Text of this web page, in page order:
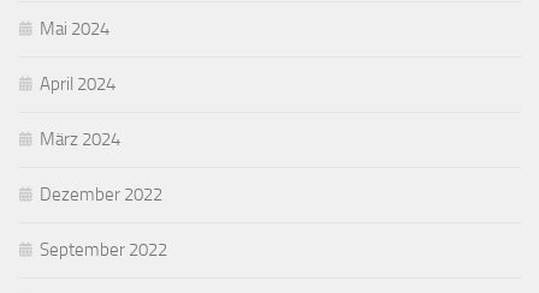
Mai 2024
April 2024
März 2024
Dezember 2022
September 2022